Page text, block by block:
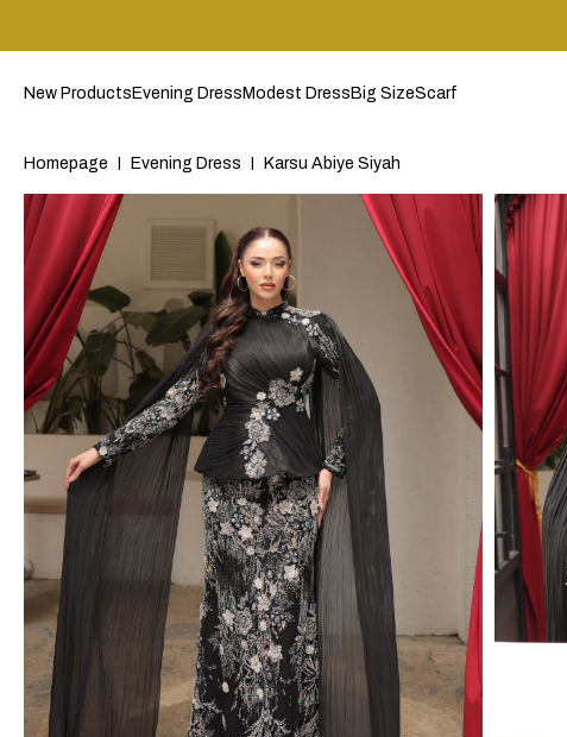
New ProductsEvening DressModest DressBig SizeScarf
Homepage Evening Dress Karsu Abiye Siyah